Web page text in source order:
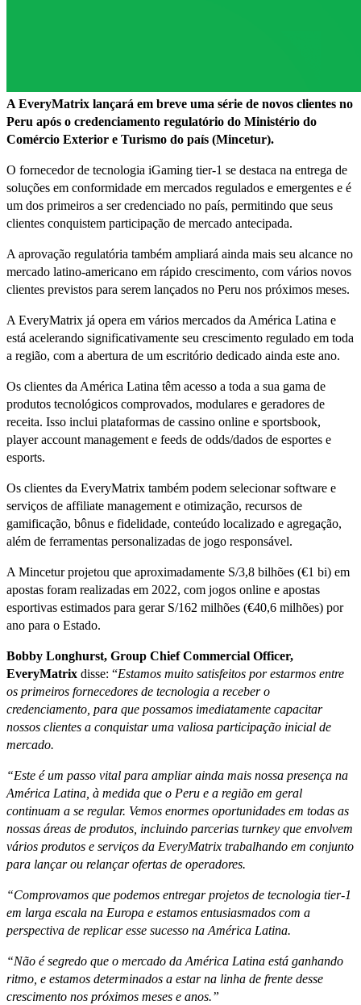
A EveryMatrix lançará em breve uma série de novos clientes no
Peru após o credenciamento regulatório do Ministério do
Comércio Exterior e Turismo do país (Mincetur).
O fornecedor de tecnologia iGaming tier-1 se destaca na entrega de
soluções em conformidade em mercados regulados e emergentes e é
um dos primeiros a ser credenciado no país, permitindo que seus
clientes conquistem participação de mercado antecipada.
A aprovação regulatória também ampliará ainda mais seu alcance no
mercado latino-americano em rápido crescimento, com vários novos
clientes previstos para serem lançados no Peru nos próximos meses.
A EveryMatrix já opera em vários mercados da América Latina e
está acelerando significativamente seu crescimento regulado em toda
a região, com a abertura de um escritório dedicado ainda este ano.
Os clientes da América Latina têm acesso a toda a sua gama de
produtos tecnológicos comprovados, modulares e geradores de
receita. Isso inclui plataformas de cassino online e sportsbook,
player account management e feeds de odds/dados de esportes e
esports.
Os clientes da EveryMatrix também podem selecionar software e
serviços de affiliate management e otimização, recursos de
gamificação, bônus e fidelidade, conteúdo localizado e agregação,
além de ferramentas personalizadas de jogo responsável.
A Mincetur projetou que aproximadamente S/3,8 bilhões (€1 bi) em
apostas foram realizadas em 2022, com jogos online e apostas
esportivas estimados para gerar S/162 milhões (€40,6 milhões) por
ano para o Estado.
Bobby Longhurst, Group Chief Commercial Officer,
EveryMatrix disse: “Estamos muito satisfeitos por estarmos entre
os primeiros fornecedores de tecnologia a receber o
credenciamento, para que possamos imediatamente capacitar
nossos clientes a conquistar uma valiosa participação inicial de
mercado.
“Este é um passo vital para ampliar ainda mais nossa presença na
América Latina, à medida que o Peru e a região em geral
continuam a se regular. Vemos enormes oportunidades em todas as
nossas áreas de produtos, incluindo parcerias turnkey que envolvem
vários produtos e serviços da EveryMatrix trabalhando em conjunto
para lançar ou relançar ofertas de operadores.
“Comprovamos que podemos entregar projetos de tecnologia tier-1
em larga escala na Europa e estamos entusiasmados com a
perspectiva de replicar esse sucesso na América Latina.
“Não é segredo que o mercado da América Latina está ganhando
ritmo, e estamos determinados a estar na linha de frente desse
crescimento nos próximos meses e anos.”